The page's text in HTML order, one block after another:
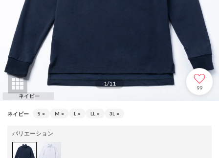
1/11
99
ネイビー S ○ M ○ L ○ LL ○ 3L ○
バリエーション